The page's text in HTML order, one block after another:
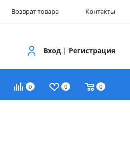
Возврат товара Контакты
Вход | Регистрация
0 0 0